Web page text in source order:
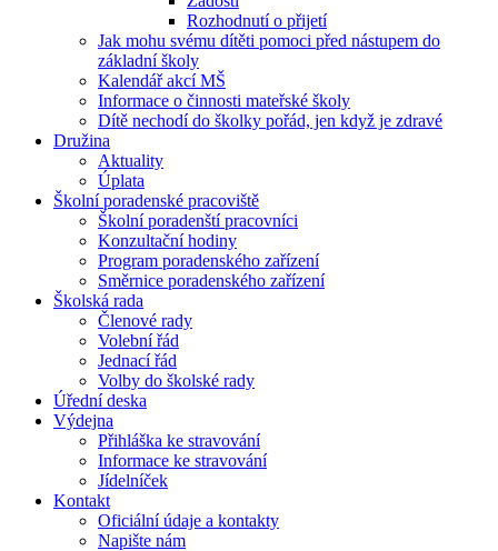
Rozhodnutí o přijetí
Jak mohu svému dítěti pomoci před nástupem do
základní školy
Kalendář akcí MŠ
Informace o činnosti mateřské školy
Dítě nechodí do školky pořád, jen když je zdravé
Družina
Aktuality
Úplata
Školní poradenské pracoviště
Školní poradenští pracovníci
Konzultační hodiny
Program poradenského zařízení
Směrnice poradenského zařízení
Školská rada
Členové rady
Volební řád
Jednací řád
Volby do školské rady
Úřední deska
Výdejna
Přihláška ke stravování
Informace ke stravování
Jídelníček
Kontakt
Oficiální údaje a kontakty
Napište nám